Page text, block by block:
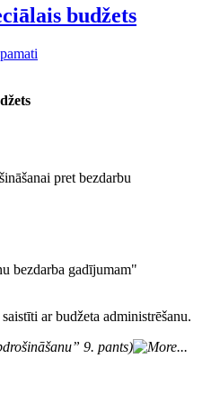
budžets
pret bezdarbu
gadījumam"
ar budžeta administrēšanu.
9. pants)